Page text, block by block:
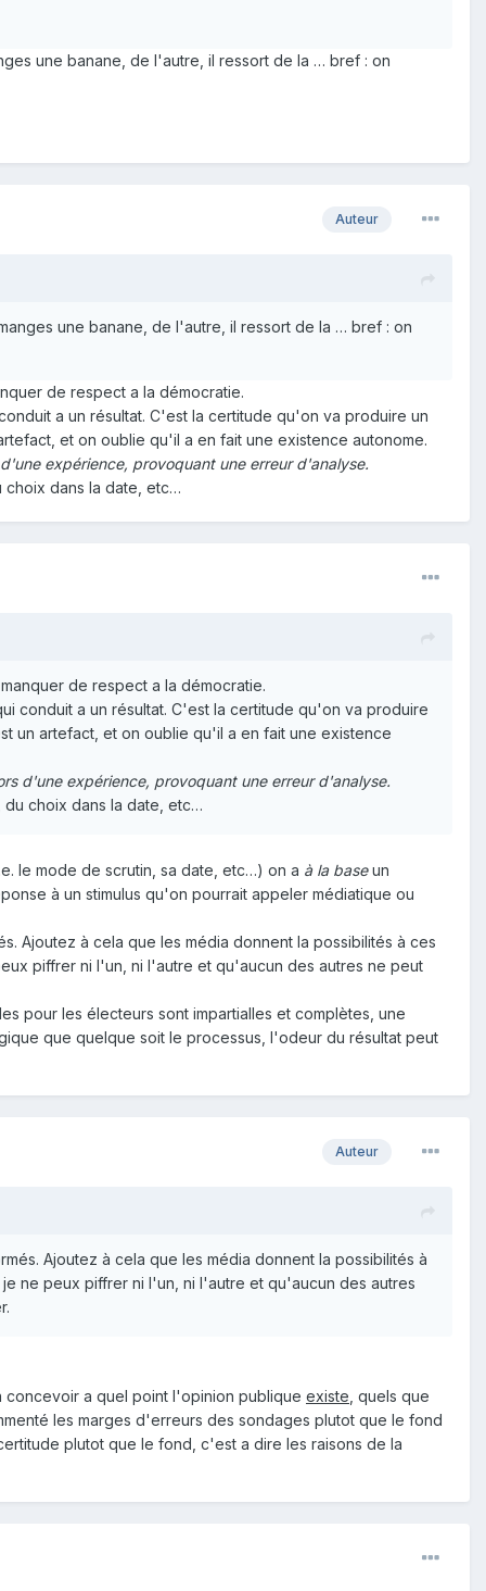
une banane, de l'autre, il ressort de la … bref : on
Auteur
une banane, de l'autre, il ressort de la … bref : on
de respect a la démocratie.
a un résultat. C'est la certitude qu'on va produire un
et on oublie qu'il a en fait une existence autonome.
expérience, provoquant une erreur d'analyse.
choix dans la date, etc…
de respect a la démocratie.
conduit a un résultat. C'est la certitude qu'on va produire
un artefact, et on oublie qu'il a en fait une existence
d'une expérience, provoquant une erreur d'analyse.
choix dans la date, etc…
le mode de scrutin, sa date, etc…) on a à la baseun
à un stimulus qu'on pourrait appeler médiatique ou
Ajoutez à cela que les média donnent la possibilités à ces
piffrer ni l'un, ni l'autre et qu'aucun des autres ne peut
pour les électeurs sont impartialles et complètes, une
que quelque soit le processus, l'odeur du résultat peut
Auteur
Ajoutez à cela que les média donnent la possibilités à
ne peux piffrer ni l'un, ni l'autre et qu'aucun des autres
a quel point l'opinion publique existe , quels que
les marges d'erreurs des sondages plutot que le fond
plutot que le fond, c'est a dire les raisons de la